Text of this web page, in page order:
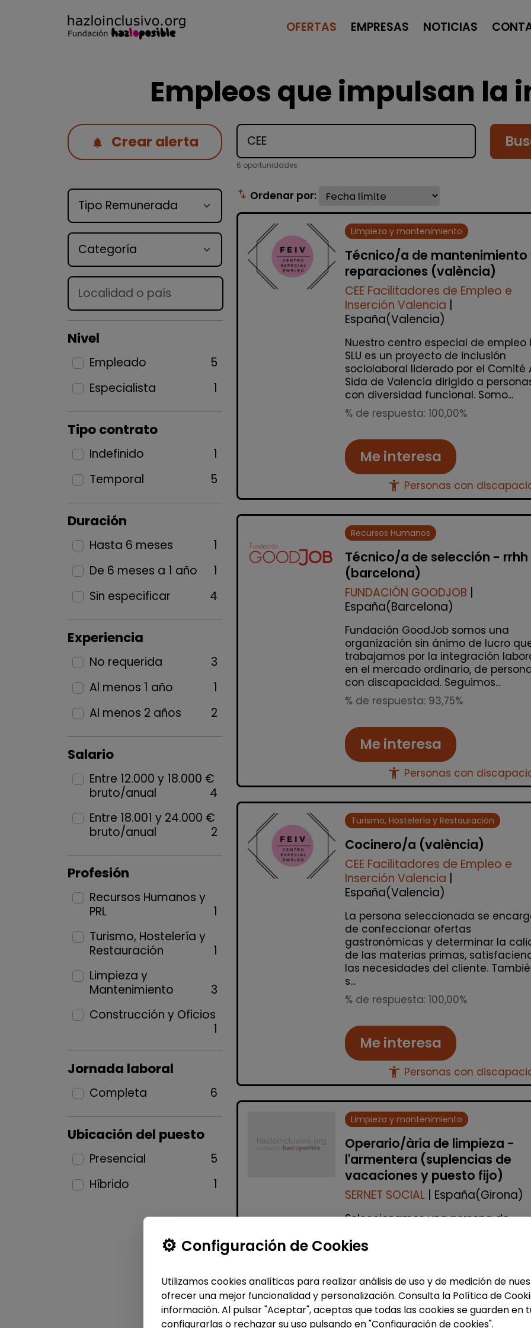
OFERTAS EMPRESAS NOTICIAS
Empleos que impulsan la
Crear alerta
Tipo de oferta
Categoría
Lugar
Nivel
Empleado
5
Especialista
1
Tipo contrato
Indefinido
1
Temporal
5
Duración
Hasta 6 meses
1
De 6 meses a 1 año
1
Sin especificar
4
Experiencia
No requerida
3
Al menos 1 año
1
Al menos 2 años
2
Salario
Entre 12.000 y 18.000 €
bruto/anual
4
Entre 18.001 y 24.000 €
bruto/anual
2
Profesión
Recursos Humanos y
PRL
1
Turismo, Hostelería y
Restauración
1
Limpieza y
Mantenimiento
3
Construcción y Oficios
1
Jornada laboral
Completa 6
Ubicación del puesto
Presencial
5
Híbrido
1
6 oportunidades
swap_vert Ordenar por:
Limpieza y mantenimiento
Técnico/a de mantenimiento
reparaciones (valència)
CEE Facilitadores de Empleo e
Inserción Valencia |
España(Valencia)
Nuestro centro especial de empleo
SLU es un proyecto de inclusión
sociolaboral liderado por el Comité
Sida de Valencia dirigido a
con diversidad funcional. Somo...
% de respuesta: 100,00%
Me interesa
accessibility_new Personas con
Recursos Humanos
Técnico/a de selección - rrhh
(barcelona)
FUNDACIÓN GOODJOB |
España(Barcelona)
Fundación GoodJob somos una
organización sin ánimo de lucro
trabajamos por la integración
en el mercado ordinario, de
con discapacidad. Seguimos...
% de respuesta: 93,75%
Me interesa
accessibility_new Personas con
Turismo, Hostelería y Restauración
Cocinero/a (valència)
CEE Facilitadores de Empleo e
Inserción Valencia
España(Valencia)
La persona seleccionada se
de confeccionar ofertas
gastronómicas y determinar la
de las materias primas,
las necesidades del cliente.
s...
% de respuesta: 100,00%
Me interesa
accessibility_new Personas con
Limpieza y mantenimiento
Operario/ària de limpieza -
l'armentera (suplencias de
vacaciones y puesto fijo)
SERNET SOCIAL | España(Girona)
Seleccionamos una persona de
sustituciones de vacaciones en
Empleo (CEE), es impre...
Me interesa
Configuración de Cookies
Utilizamos cookies analíticas para realizar análisis de uso y de medición de
ofrecer una mejor funcionalidad y personalización. Consulta la Política de
información. Al pulsar "Aceptar", aceptas que todas las cookies se guarden en
configurarlas o rechazar su uso pulsando en "Configuración de cookies".